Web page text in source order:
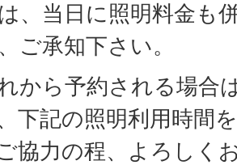
、当日に照明料金も
ご承知下さい。
から予約される場合
下記の照明利用時間
協力の程、よろしく